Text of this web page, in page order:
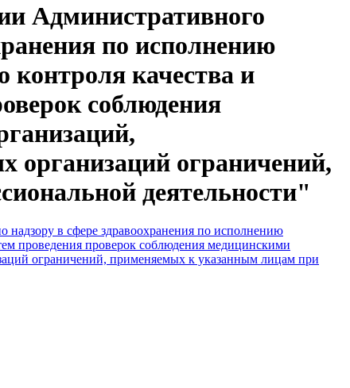
Административного
по исполнению
контроля качества и
соблюдения
организаций ограничений,
деятельности"
в сфере здравоохранения по исполнению
проведения проверок соблюдения медицинскими
ограничений, применяемых к указанным лицам при